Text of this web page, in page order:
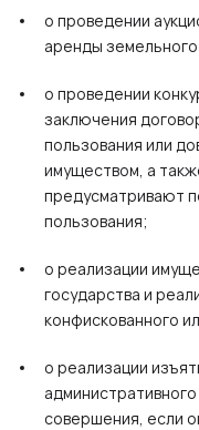
о проведении
аренды
о проведении
заключения
пользования или
имуществом, а
предусматривают
пользования;
о реализации
государства и
конфискованного
о реализации
совершения, если